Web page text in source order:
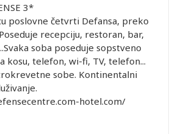
3*
poslovne četvrti Defansa, preko
recepciju, restoran, bar,
soba poseduje sopstveno
kosu, telefon, wi-fi, TV, telefon...
sobe. Kontinentalni
hotel.com/